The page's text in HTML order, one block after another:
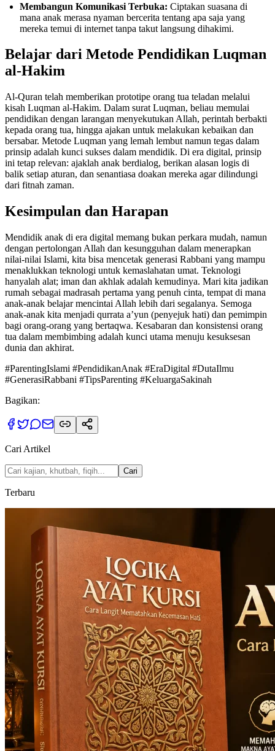
Membangun Komunikasi Terbuka: Ciptakan suasana di
mana anak merasa nyaman bercerita tentang apa saja yang
mereka temui di internet tanpa takut langsung dihakimi.
Belajar dari Metode Pendidikan Luqman
al-Hakim
Al-Quran telah memberikan prototipe orang tua teladan melalui
kisah Luqman al-Hakim. Dalam surat Luqman, beliau memulai
pendidikan dengan larangan menyekutukan Allah, perintah berbakti
kepada orang tua, hingga ajakan untuk melakukan kebaikan dan
bersabar. Metode Luqman yang lemah lembut namun tegas dalam
prinsip adalah kunci sukses dalam mendidik. Di era digital, prinsip
ini tetap relevan: ajaklah anak berdialog, berikan alasan logis di
balik setiap aturan, dan senantiasa doakan mereka agar dilindungi
dari fitnah zaman.
Kesimpulan dan Harapan
Mendidik anak di era digital memang bukan perkara mudah, namun
dengan pertolongan Allah dan kesungguhan dalam menerapkan
nilai-nilai Islami, kita bisa mencetak generasi Rabbani yang mampu
menaklukkan teknologi untuk kemaslahatan umat. Teknologi
hanyalah alat; iman dan akhlak adalah kemudinya. Mari kita jadikan
rumah sebagai madrasah pertama yang penuh cinta, tempat di mana
anak-anak belajar mencintai Allah lebih dari segalanya. Semoga
anak-anak kita menjadi qurrata a’yun (penyejuk hati) dan pemimpin
bagi orang-orang yang bertaqwa. Kesabaran dan konsistensi orang
tua dalam membimbing adalah kunci utama menuju kesuksesan
dunia dan akhirat.
#ParentingIslami #PendidikanAnak #EraDigital #DutaIlmu
#GenerasiRabbani #TipsParenting #KeluargaSakinah
Bagikan:
Cari Artikel
Cari
Terbaru